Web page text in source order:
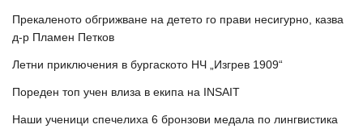
Прекаленото обгрижване на детето го прави несигурно, казва
д-р Пламен Петков
Летни приключения в бургаското НЧ „Изгрев 1909“
Пореден топ учен влиза в екипа на INSAIT
Наши ученици спечелиха 6 бронзови медала по лингвистика